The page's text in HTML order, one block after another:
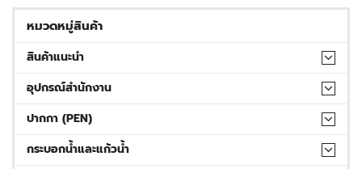
หมวดหมู่สินค้า
สินค้าแนะนำ
อุปกรณ์สำนักงาน
ปากกา (PEN)
กระบอกน้ำและแก้วน้ำ